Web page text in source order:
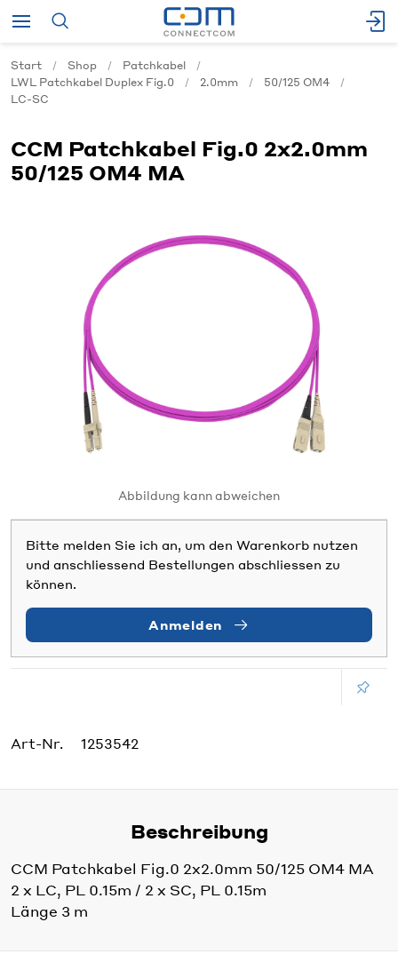
Start Shop
Patchkabel
LWL Patchkabel Duplex Fig.0
2.0mm
50/125 OM4
LC-SC
CCM Patchkabel Fig.0 2x2.0mm
50/125 OM4 MA
Abbildung kann abweichen
Bitte melden Sie ich an, um den Warenkorb nutzen
und anschliessend Bestellungen abschliessen zu
können.
Anmelden
Art-Nr. 1253542
Beschreibung
CCM Patchkabel Fig.0 2x2.0mm 50/125 OM4 MA
2 x LC, PL 0.15m / 2 x SC, PL 0.15m
Länge 3 m